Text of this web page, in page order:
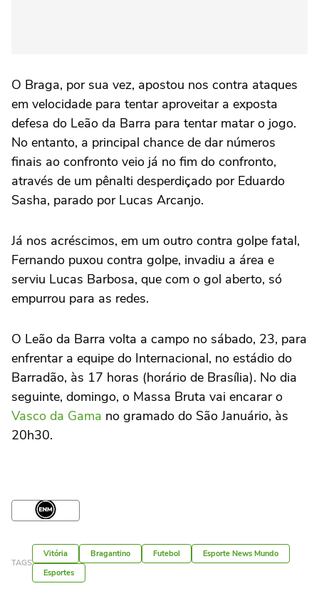
O Braga, por sua vez, apostou nos contra ataques
em velocidade para tentar aproveitar a exposta
defesa do Leão da Barra para tentar matar o jogo.
No entanto, a principal chance de dar números
finais ao confronto veio já no fim do confronto,
através de um pênalti desperdiçado por Eduardo
Sasha, parado por Lucas Arcanjo.
Já nos acréscimos, em um outro contra golpe fatal,
Fernando puxou contra golpe, invadiu a área e
serviu Lucas Barbosa, que com o gol aberto, só
empurrou para as redes.
O Leão da Barra volta a campo no sábado, 23, para
enfrentar a equipe do Internacional, no estádio do
Barradão, às 17 horas (horário de Brasília). No dia
seguinte, domingo, o Massa Bruta vai encarar o
Vasco da Gama no gramado do São Januário, às
20h30.
TAGS
Vitória Bragantino Futebol
Esporte News Mundo
Esportes